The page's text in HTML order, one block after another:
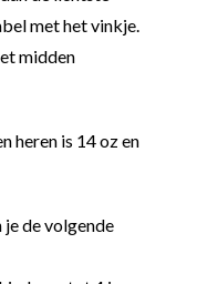
met het vinkje.
midden
heren is 14 oz en
de volgende